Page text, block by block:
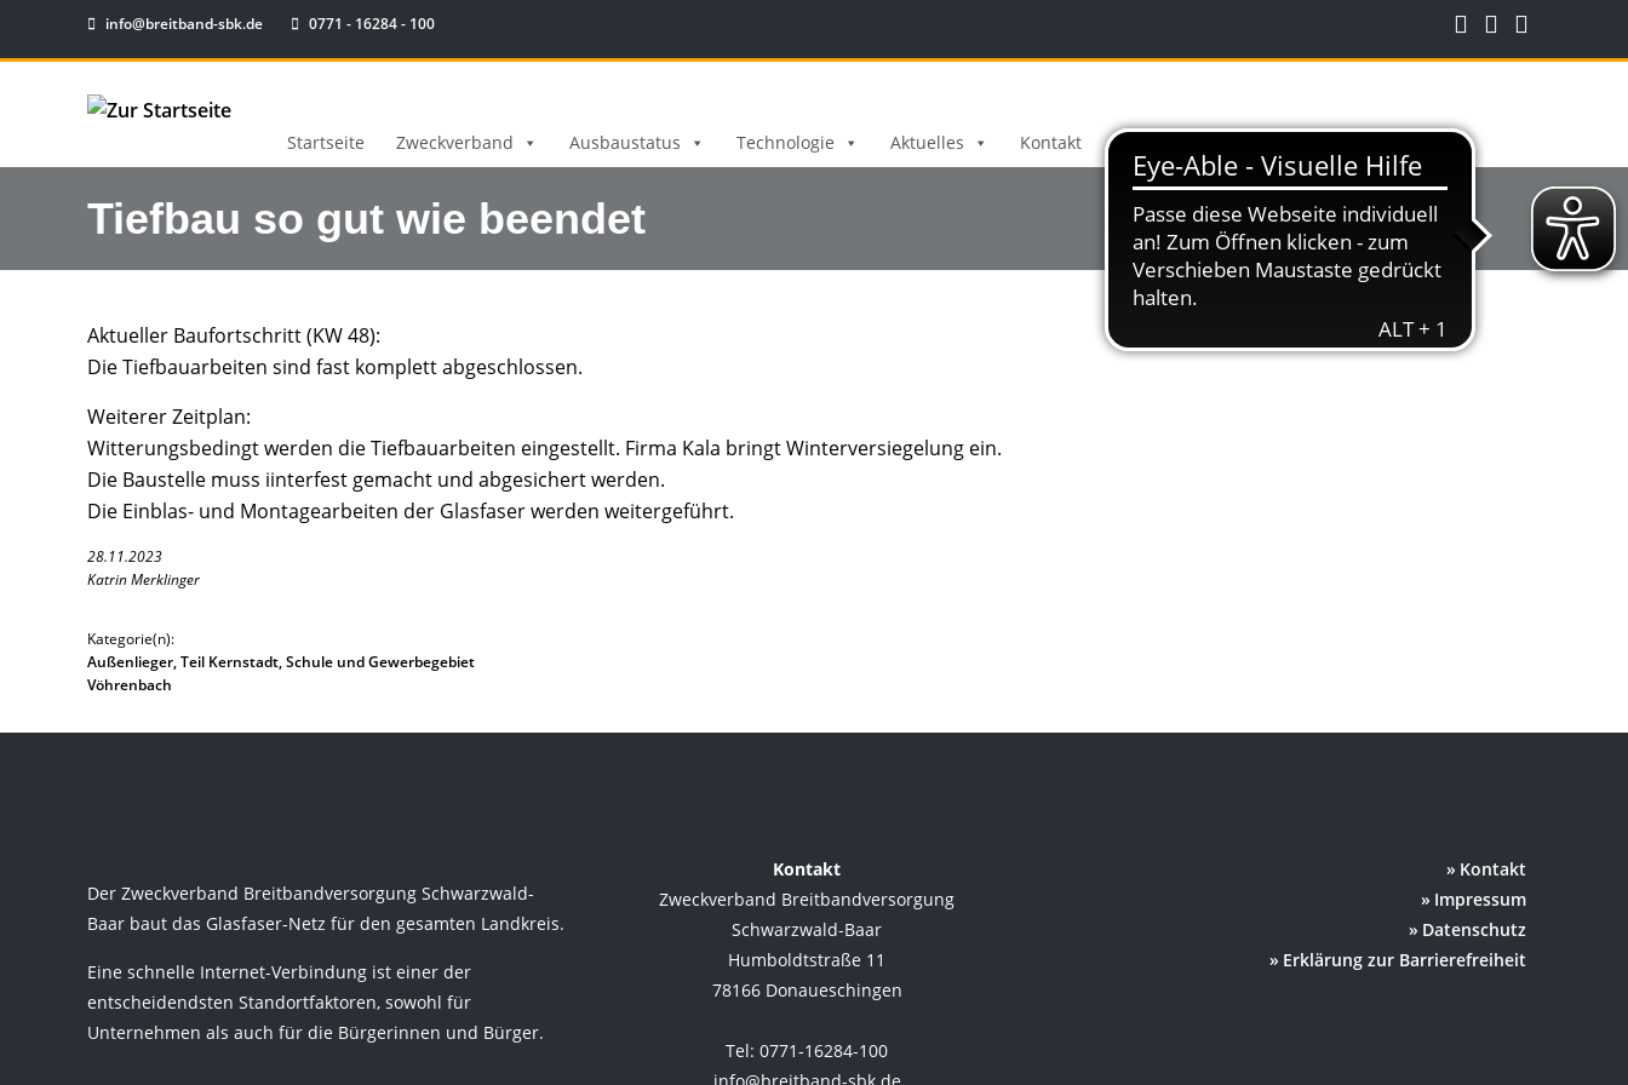
info@breitband-sbk.de 0771 - 16284 - 100
Startseite Zweckverband Ausbaustatus Technologie Aktuelles Kontakt
Tiefbau so gut wie beendet
Aktueller Baufortschritt (KW 48):
Die Tiefbauarbeiten sind fast komplett abgeschlossen.
Weiterer Zeitplan:
Witterungsbedingt werden die Tiefbauarbeiten eingestellt. Firma Kala bringt Winterversiegelung ein.
Die Baustelle muss iinterfest gemacht und abgesichert werden.
Die Einblas- und Montagearbeiten der Glasfaser werden weitergeführt.
28.11.2023
Katrin Merklinger
Kategorie(n):
Außenlieger, Teil Kernstadt, Schule und Gewerbegebiet
Vöhrenbach
Der Zweckverband Breitbandversorgung Schwarzwald-
Baar baut das Glasfaser-Netz für den gesamten Landkreis.
Eine schnelle Internet-Verbindung ist einer der
entscheidendsten Standortfaktoren, sowohl für
Unternehmen als auch für die Bürgerinnen und Bürger.
Kontakt
Zweckverband Breitbandversorgung
Schwarzwald-Baar
Humboldtstraße 11
78166 Donaueschingen
Tel: 0771-16284-100
Kontakt
Impressum
Datenschutz
Erklärung zur Barrierefreiheit